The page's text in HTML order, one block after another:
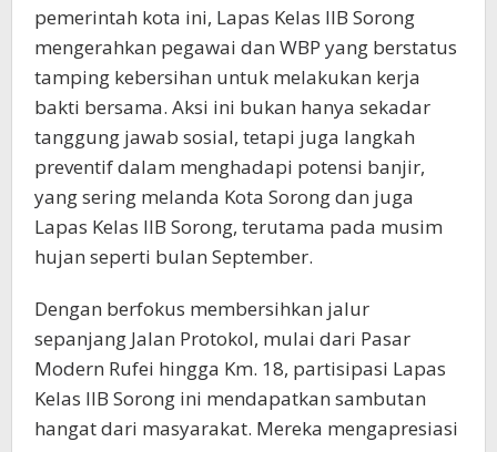
pemerintah kota ini, Lapas Kelas IIB Sorong
mengerahkan pegawai dan WBP yang berstatus
tamping kebersihan untuk melakukan kerja
bakti bersama. Aksi ini bukan hanya sekadar
tanggung jawab sosial, tetapi juga langkah
preventif dalam menghadapi potensi banjir,
yang sering melanda Kota Sorong dan juga
Lapas Kelas IIB Sorong, terutama pada musim
hujan seperti bulan September.
Dengan berfokus membersihkan jalur
sepanjang Jalan Protokol, mulai dari Pasar
Modern Rufei hingga Km. 18, partisipasi Lapas
Kelas IIB Sorong ini mendapatkan sambutan
hangat dari masyarakat. Mereka mengapresiasi